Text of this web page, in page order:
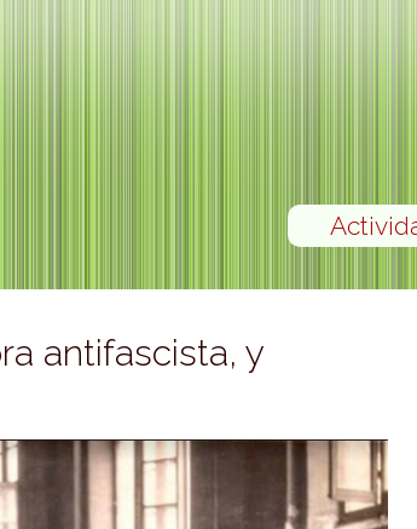
antifascista, y